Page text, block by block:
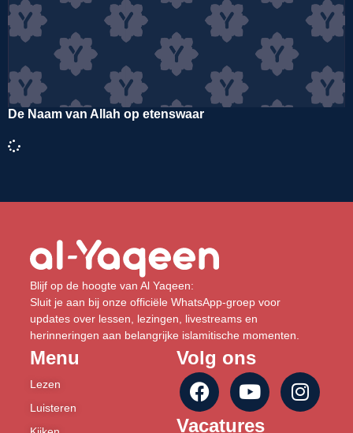
De Naam van Allah op etenswaar
Blijf op de hoogte van Al Yaqeen:
Sluit je aan bij onze officiële WhatsApp-groep voor
updates over lessen, lezingen, livestreams en
herinneringen aan belangrijke islamitische momenten.
Menu
Lezen
Luisteren
Volg ons
Vacatures